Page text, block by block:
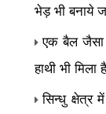
भेड़ भी बनाये
एक बैल जैसा
हाथी भी
सिन्धु